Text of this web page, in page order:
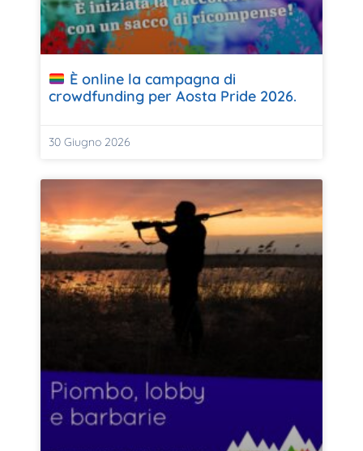
È online la campagna di
crowdfunding per Aosta Pride 2026.
30 Giugno 2026